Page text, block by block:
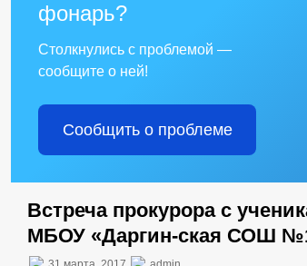
фонарь?
Столкнулись с проблемой —
сообщите о ней!
Сообщить о проблеме
Встреча прокурора с
МБОУ «Даргин-ская СОШ